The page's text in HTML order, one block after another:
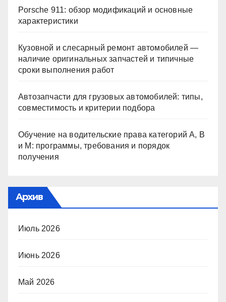
Porsche 911: обзор модификаций и основные
характеристики
Кузовной и слесарный ремонт автомобилей —
наличие оригинальных запчастей и типичные
сроки выполнения работ
Автозапчасти для грузовых автомобилей: типы,
совместимость и критерии подбора
Обучение на водительские права категорий A, B
и M: программы, требования и порядок
получения
Архив
Июль 2026
Июнь 2026
Май 2026